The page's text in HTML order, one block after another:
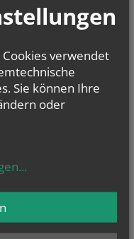
verwendet
Sie können Ihre
oder
...